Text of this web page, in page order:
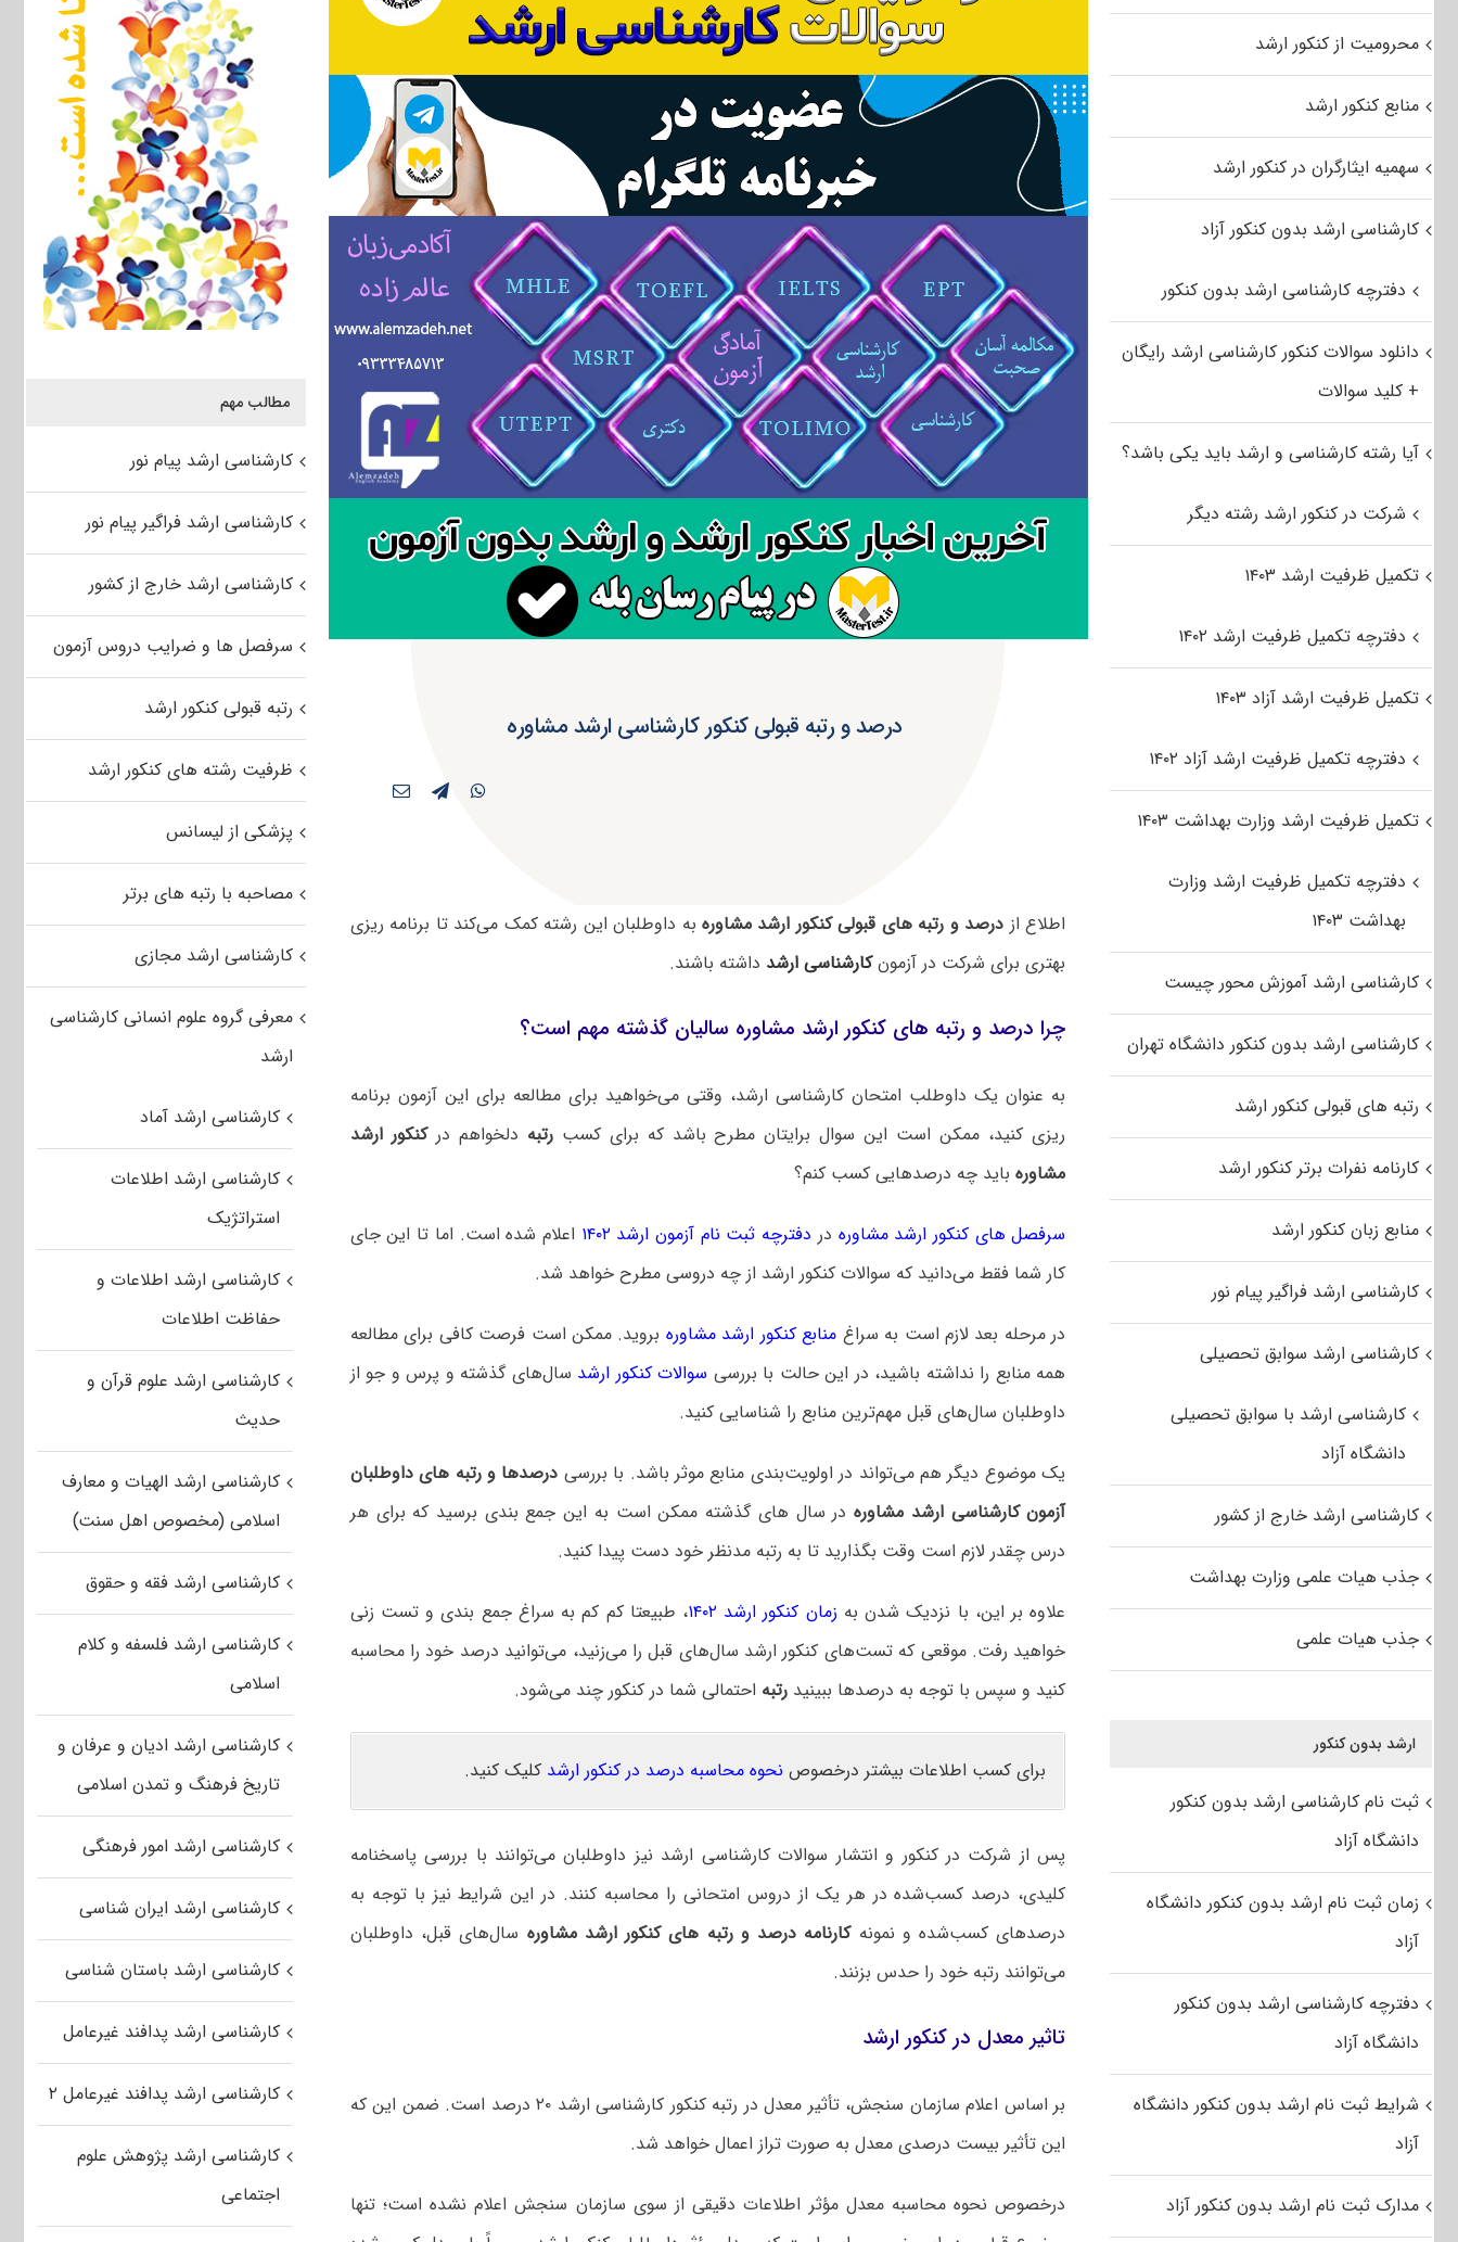
درصد و رتبه قبولی کنکور کارشناسی ارشد مشاوره
اطلاع از درصد و رتبه های قبولی کنکور ارشد مشاورهبه داوطلبان این رشته کمک می‌کند تا برنامه ریزی
بهتری برای شرکت در آزمونکارشناسی ارشد داشته باشند.
چرا درصد و رتبه های کنکور ارشد مشاوره سالیان گذشته مهم است؟
به عنوان یک داوطلب امتحان کارشناسی ارشد، وقتی می‌خواهید برای مطالعه برای این آزمون برنامه
ریزی کنید، ممکن است این سوال برایتان مطرح باشد که برای کسبرتبه دلخواهم درکنکور ارشد
مشاورهباید چه درصدهایی کسب کنم؟
سرفصل های کنکور ارشد مشاوره در دفترچه ثبت نام آزمون ارشد ۱۴۰۲
اعلام شده است. اما تا این جای
کار شما فقط می‌دانید که سوالات کنکور ارشد از چه دروسی مطرح خواهد شد.
در مرحله بعد لازم است به سراغ منابع کنکور ارشد مشاوره بروید. ممکن است فرصت کافی برای مطالعه
همه منابع را نداشته باشید، در این حالت با بررسی سوالات کنکور ارشد سال‌های گذشته و پرس و جو از
داوطلبان سال‌های قبل مهم‌ترین منابع را شناسایی کنید.
یک موضوع دیگر هم می‌تواند در اولویت‌بندی منابع موثر باشد. با بررسی درصدها و رتبه های داوطلبان
آزمون کارشناسی ارشد مشاورهدر سال های گذشته ممکن است به این جمع بندی برسید که برای هر
درس چقدر لازم است وقت بگذارید تا به رتبه مدنظر خود دست پیدا کنید.
علاوه بر این، با نزدیک شدن به زمان کنکور ارشد ۱۴۰۲
، طبیعتا کم کم به سراغ جمع بندی و تست زنی
خواهید رفت. موقعی که تست‌های کنکور ارشد سال‌های قبل را می‌زنید، می‌توانید درصد خود را محاسبه
کنید و سپس با توجه به درصدها ببینید رتبه احتمالی شما در کنکور چند می‌شود.
برای کسب اطلاعات بیشتر درخصوص نحوه محاسبه درصد در کنکور ارشد کلیک کنید.
پس از شرکت در کنکور و انتشار سوالات کارشناسی ارشد نیز داوطلبان می‌توانند با بررسی پاسخنامه
کلیدی، درصد کسب‌شده در هر یک از دروس امتحانی را محاسبه کنند. در این شرایط نیز با توجه به
درصدهای کسب‌شده و نمونهکارنامه درصد و رتبه های کنکور ارشد مشاوره سال‌های قبل، داوطلبان
می‌توانند رتبه خود را حدس بزنند.
تاثیر معدل در کنکور ارشد
بر اساس اعلام سازمان سنجش، تأثیر معدل در رتبه کنکور کارشناسی ارشد ۲۰ درصد است. ضمن این که
این تأثیر بیست درصدی معدل به صورت تراز اعمال خواهد شد.
درخصوص نحوه محاسبه معدل مؤثر اطلاعات دقیقی از سوی سازمان سنجش اعلام نشده است؛ تنها
مطالب مهم
کارشناسی ارشد پیام نور
کارشناسی ارشد فراگیر پیام نور
کارشناسی ارشد خارج از کشور
سرفصل ها و ضرایب دروس آزمون
رتبه قبولی کنکور ارشد
ظرفیت رشته های کنکور ارشد
پزشکی از لیسانس
مصاحبه با رتبه های برتر
کارشناسی ارشد مجازی
معرفی گروه علوم انسانی کارشناسی
ارشد
کارشناسی ارشد آماد
کارشناسی ارشد اطلاعات
استراتژیک
کارشناسی ارشد اطلاعات و
حفاظت اطلاعات
کارشناسی ارشد علوم قرآن و
حدیث
کارشناسی ارشد الهیات و معارف
اسلامی (مخصوص اهل سنت)
کارشناسی ارشد فقه و حقوق
کارشناسی ارشد فلسفه و کلام
اسلامی
کارشناسی ارشد ادیان و عرفان و
تاریخ فرهنگ و تمدن اسلامی
کارشناسی ارشد امور فرهنگی
کارشناسی ارشد ایران شناسی
کارشناسی ارشد باستان شناسی
کارشناسی ارشد پدافند غیرعامل
کارشناسی ارشد پدافند غیرعامل ۲
کارشناسی ارشد پژوهش علوم
اجتماعی
محرومیت از کنکور ارشد
منابع کنکور ارشد
سهمیه ایثارگران در کنکور ارشد
کارشناسی ارشد بدون کنکور آزاد
دفترچه کارشناسی ارشد بدون کنکور
دانلود سوالات کنکور کارشناسی ارشد رایگان
+ کلید سوالات
آیا رشته کارشناسی و ارشد باید یکی باشد؟
شرکت در کنکور ارشد رشته دیگر
تکمیل ظرفیت ارشد ۱۴۰۳
دفترچه تکمیل ظرفیت ارشد ۱۴۰۲
تکمیل ظرفیت ارشد آزاد ۱۴۰۳
دفترچه تکمیل ظرفیت ارشد آزاد ۱۴۰۲
تکمیل ظرفیت ارشد وزارت بهداشت ۱۴۰۳
دفترچه تکمیل ظرفیت ارشد وزارت
بهداشت ۱۴۰۳
کارشناسی ارشد آموزش محور چیست
کارشناسی ارشد بدون کنکور دانشگاه تهران
رتبه های قبولی کنکور ارشد
کارنامه نفرات برتر کنکور ارشد
منابع زبان کنکور ارشد
کارشناسی ارشد فراگیر پیام نور
کارشناسی ارشد سوابق تحصیلی
کارشناسی ارشد با سوابق تحصیلی
دانشگاه آزاد
کارشناسی ارشد خارج از کشور
جذب هیات علمی وزارت بهداشت
جذب هیات علمی
ارشد بدون کنکور
ثبت نام کارشناسی ارشد بدون کنکور
دانشگاه آزاد
زمان ثبت نام ارشد بدون کنکور دانشگاه
آزاد
دفترچه کارشناسی ارشد بدون کنکور
دانشگاه آزاد
شرایط ثبت نام ارشد بدون کنکور دانشگاه
آزاد
مدارک ثبت نام ارشد بدون کنکور آزاد